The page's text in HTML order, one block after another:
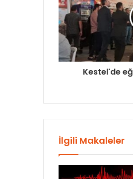
Kestel'de
İlgili Makaleler